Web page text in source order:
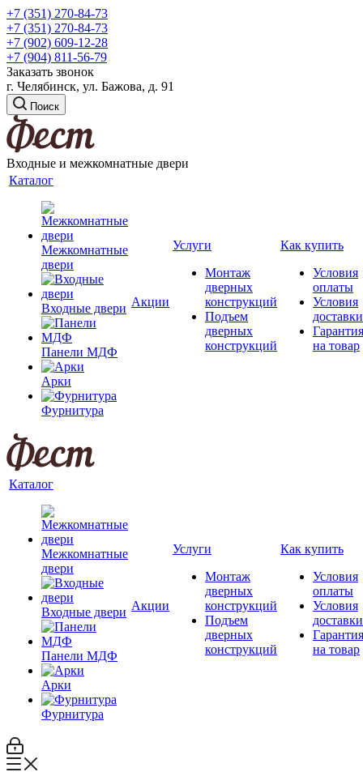
+7 (351) 270-84-73
+7 (351) 270-84-73
+7 (902) 609-12-28
+7 (904) 811-56-79
Заказать звонок
г. Челябинск, ул. Бажова, д. 91
Поиск
Входные и межкомнатные двери
Каталог
Межкомнатные
двери
Входные двери
Панели МДФ
Арки
Фурнитура
Акции
Услуги
Монтаж
дверных
конструкций
Подъем
дверных
конструкций
Как купить
Условия
оплаты
Условия
доставки
Гарантия
на товар
Каталог
Межкомнатные
двери
Входные двери
Панели МДФ
Арки
Фурнитура
Акции
Услуги
Монтаж
дверных
конструкций
Подъем
дверных
конструкций
Как купить
Условия
оплаты
Условия
доставки
Гарантия
на товар